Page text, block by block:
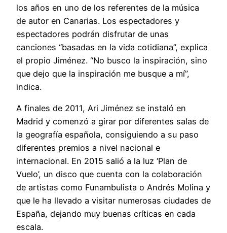
los años en uno de los referentes de la música
de autor en Canarias. Los espectadores y
espectadores podrán disfrutar de unas
canciones “basadas en la vida cotidiana”, explica
el propio Jiménez. “No busco la inspiración, sino
que dejo que la inspiración me busque a mí”,
indica.
A finales de 2011, Ari Jiménez se instaló en
Madrid y comenzó a girar por diferentes salas de
la geografía española, consiguiendo a su paso
diferentes premios a nivel nacional e
internacional. En 2015 salió a la luz ‘Plan de
Vuelo’, un disco que cuenta con la colaboración
de artistas como Funambulista o Andrés Molina y
que le ha llevado a visitar numerosas ciudades de
España, dejando muy buenas críticas en cada
escala.